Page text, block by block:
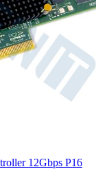
12Gbps P16